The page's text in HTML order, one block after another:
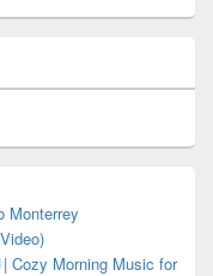
Monterrey
| Cozy Morning Music for